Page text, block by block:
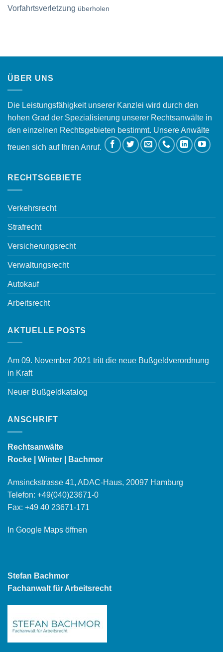
Vorfahrtsverletzung überholen
ÜBER UNS
Die Leistungsfähigkeit unserer Kanzlei wird durch den
hohen Grad der Spezialisierung unserer Rechtsanwälte in
den einzelnen Rechtsgebieten bestimmt. Unsere Anwälte
freuen sich auf Ihren Anruf.
RECHTSGEBIETE
Verkehrsrecht
Strafrecht
Versicherungsrecht
Verwaltungsrecht
Autokauf
Arbeitsrecht
AKTUELLE POSTS
Am 09. November 2021 tritt die neue Bußgeldverordnung
in Kraft
Neuer Bußgeldkatalog
ANSCHRIFT
Rechtsanwälte
Rocke | Winter | Bachmor
Amsinckstrasse 41, ADAC-Haus, 20097 Hamburg
Telefon: +49(040)23671-0
Fax: +49 40 23671-171
In Google Maps öffnen
Stefan Bachmor
Fachanwalt für Arbeitsrecht